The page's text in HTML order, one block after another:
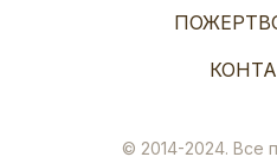
© 2014-2024. Все